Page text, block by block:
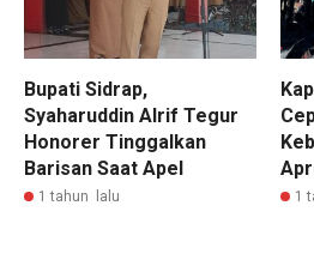
Bupati Sidrap,
Syaharuddin Alrif Tegur
Honorer Tinggalkan
Barisan Saat Apel
1 tahun lalu 1